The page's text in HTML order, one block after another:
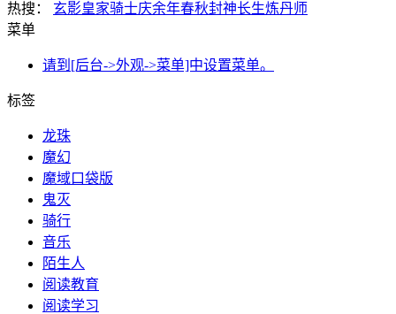
热搜： 玄影皇家骑士庆余年春秋封神长生炼丹师
菜单
请到[后台->外观->菜单]中设置菜单。
标签
龙珠
魔幻
魔域口袋版
鬼灭
骑行
音乐
陌生人
阅读教育
阅读学习